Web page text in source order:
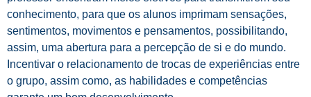
conhecimento, para que os alunos imprimam sensações,
sentimentos, movimentos e pensamentos, possibilitando,
assim, uma abertura para a percepção de si e do mundo.
Incentivar o relacionamento de trocas de experiências entre
o grupo, assim como, as habilidades e competências